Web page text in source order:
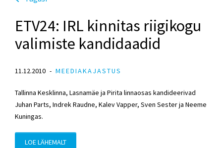
ETV24: IRL kinnitas riigikogu
valimiste kandidaadid
11.12.2010 MEEDIAKAJASTUS
Tallinna Kesklinna, Lasnamäe ja Pirita linnaosas kandideerivad
Juhan Parts, Indrek Raudne, Kalev Vapper, Sven Sester ja Neeme
Kuningas.
LOE LÄHEMALT